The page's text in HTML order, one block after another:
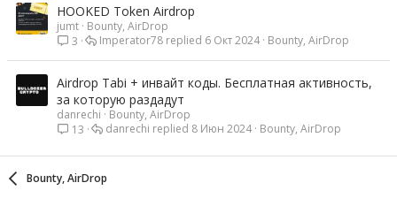
HOOKED Token Airdrop
jumt Bounty, AirDrop
3
Bounty, AirDrop
6 Окт 2024
Imperator78
Airdrop Tabi + инвайт коды. Бесплатная активность,
за которую раздадут
danrechi
Bounty, AirDrop
13
Bounty, AirDrop
8 Июн 2024
danrechi
Bounty, AirDrop